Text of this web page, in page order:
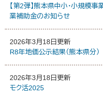
【第2弾】熊本県中小・小規模
業補助金のお知らせ
2026年3月18日更新
R8年地価公示結果（熊本県分）
2026年3月18日更新
モク活2025